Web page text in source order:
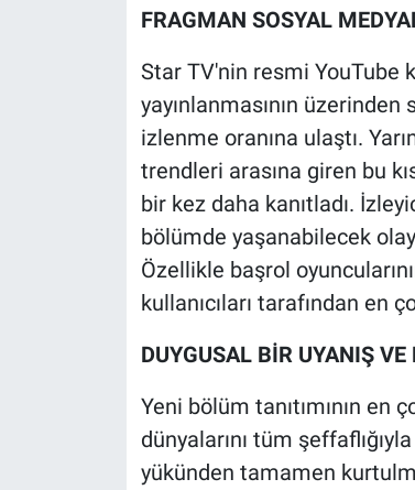
FRAGMAN SOSYAL
Star TV'nin resmi YouTube
yayınlanmasının
izlenme oranına ulaştı.
trendleri arasına giren bu
bir kez daha kanıtladı.
bölümde yaşanabilecek
Özellikle başrol
kullanıcıları tarafından en
DUYGUSAL BİR UYANIŞ
Yeni bölüm tanıtımının en
dünyalarını tüm
yükünden tamamen